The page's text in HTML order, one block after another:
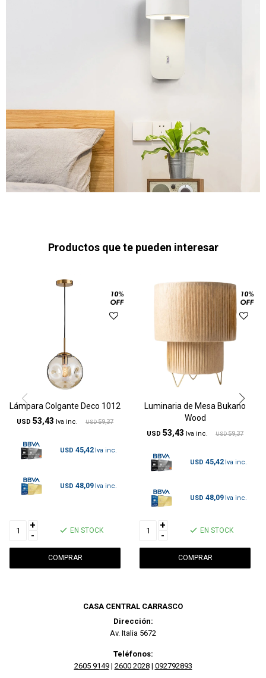
Productos que te pueden interesar
Lámpara Colgante Deco 1012
USD 53,43 USD 59,37
USD 45,42
USD 48,09
+
-
EN STOCK
Luminaria de Mesa Bukano
Wood
USD 53,43 USD 59,37
USD 45,42
USD 48,09
+
-
EN STOCK
CASA CENTRAL CARRASCO
Dirección:
Av. Italia 5672
Teléfonos:
2605 9149| 2600 2028| 092792893